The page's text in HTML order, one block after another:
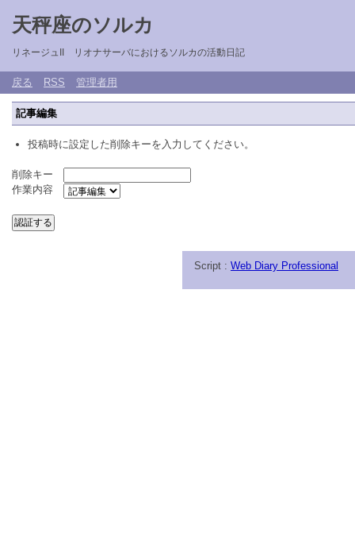
天秤座のソルカ
リネージュII リオナサーバにおけるソルカの活動日記
戻る RSS 管理者用
記事編集
投稿時に設定した削除キーを入力してください。
削除キー
作業内容
Script : Web Diary Professional